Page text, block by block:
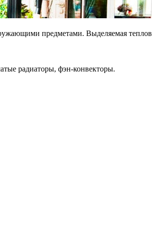
предметами. Выделяемая
радиаторы, фэн-конвекторы.